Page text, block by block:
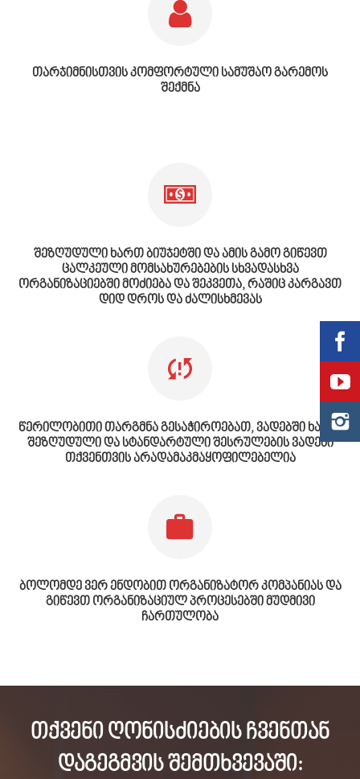
თარჯიმნისთვის კომფორტული სამუშაო გარემოს
შექმნა
შეზღუდული ხართ ბიუჯეტში და ამის გამო გიწევთ
ცალკეული მომსახურებების სხვადასხვა
ორგანიზაციებში მოძიება და შეკვეთა, რაშიც კარგავთ
დიდ დროს და ძალისხმევას
წერილობითი თარგმნა გესაჭიროებათ, ვადებში ხართ
შეზღუდული და სტანდარტული შესრულების ვადები
თქვენთვის არადამაკმაყოფილებელია
ბოლომდე ვერ ენდობით ორგანიზატორ კომპანიას და
გიწევთ ორგანიზაციულ პროცესებში მუდმივი
ჩართულობა
თქვენი ღონისძიების ჩვენთან
დაგეგმვის შემთხვევაში: